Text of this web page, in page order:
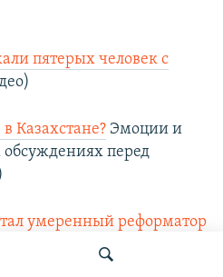
пятерых человек с
Казахстане? Эмоции и
перед
умеренный реформатор
изменятся отношения